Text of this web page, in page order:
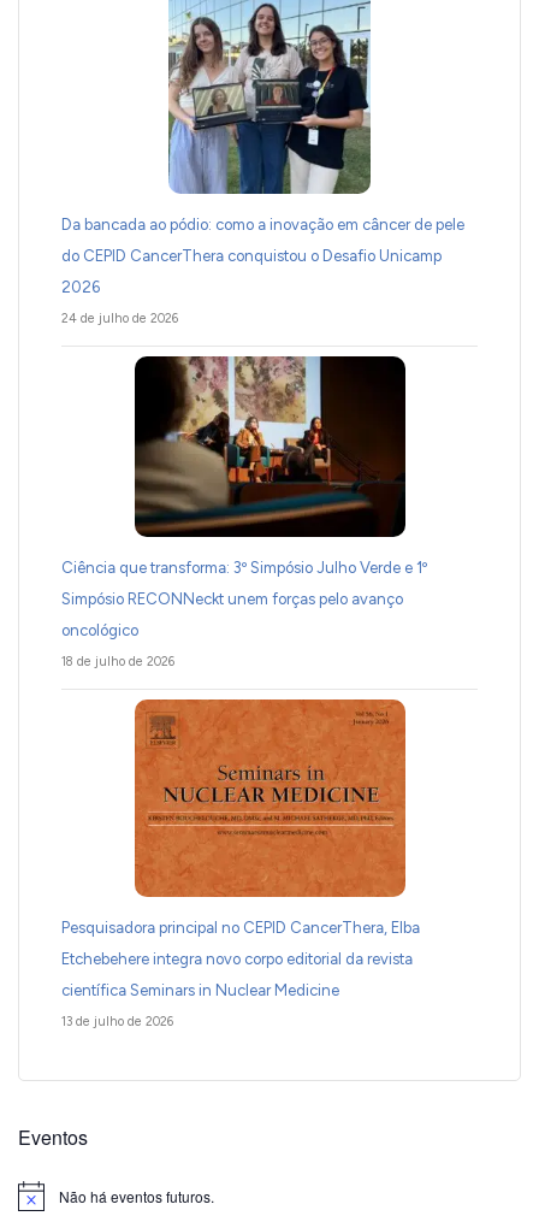
Da bancada ao pódio: como a inovação em câncer de pele
do CEPID CancerThera conquistou o Desafio Unicamp
2026
24 de julho de 2026
Ciência que transforma: 3º Simpósio Julho Verde e 1º
Simpósio RECONNeckt unem forças pelo avanço
oncológico
18 de julho de 2026
Pesquisadora principal no CEPID CancerThera, Elba
Etchebehere integra novo corpo editorial da revista
científica Seminars in Nuclear Medicine
13 de julho de 2026
Eventos
Notice Não há eventos futuros.